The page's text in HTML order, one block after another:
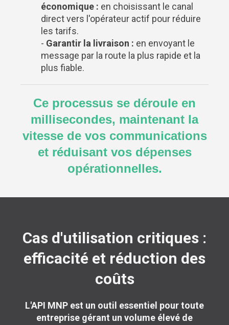
économique : en choisissant le canal
direct vers l'opérateur actif pour réduire
les tarifs.
- Garantir la livraison : en envoyant le
message par la route la plus rapide et la
plus fiable.
Ce processus se déroule en
millisecondes, maintenant la
vitesse de vos communications
et réduisant vos dépenses
opérationnelles.
Cas d'utilisation critiques :
efficacité et réduction des
coûts
L'API MNP est un outil essentiel pour toute
entreprise gérant un volume élevé de